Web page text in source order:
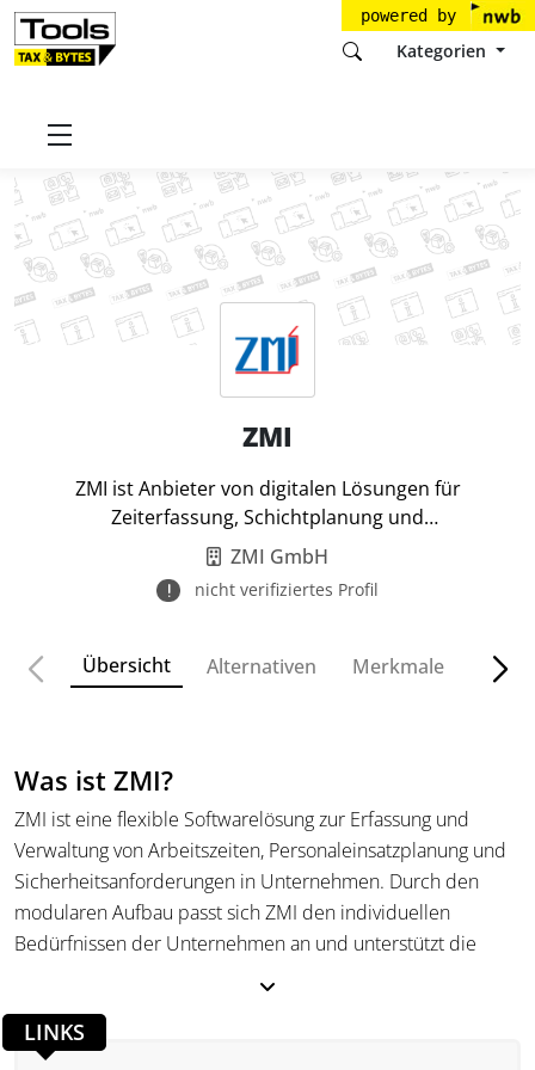
powered by
Kategorien
Startseite
ZMI
ZMI ist Anbieter von digitalen Lösungen für
Zeiterfassung, Schichtplanung und
Zugangsmanagement.
ZMI GmbH
nicht verifiziertes Profil
Übersicht Alternativen Merkmale
Was ist ZMI?
ZMI ist eine flexible Softwarelösung zur Erfassung und
Verwaltung von Arbeitszeiten, Personaleinsatzplanung und
Sicherheitsanforderungen in Unternehmen. Durch den
modularen Aufbau passt sich ZMI den individuellen
Bedürfnissen der Unternehmen an und unterstützt die
Endgeräte, mobile Endgeräte oder webbasiert, und
LINKS